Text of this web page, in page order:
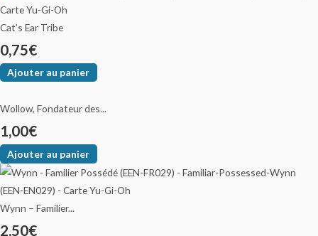
Cat’s Ear Tribe
0,75€
Ajouter au panier
Wollow, Fondateur des...
1,00€
Ajouter au panier
Wynn – Familier...
2,50€